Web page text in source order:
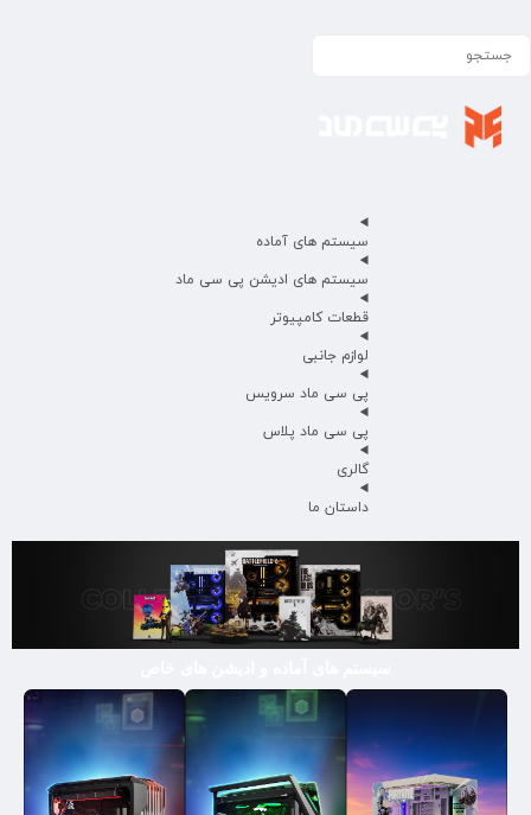
سیستم های آماده
سیستم های ادیشن پی سی ماد
قطعات کامپیوتر
لوازم جانبی
پی سی ماد سرویس
پی سی ماد پلاس
گالری
داستان ما